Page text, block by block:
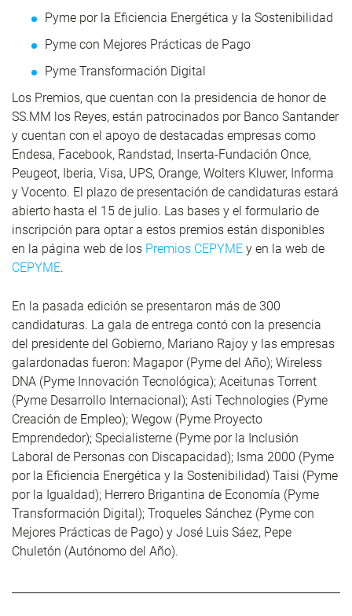
Pyme por la Eficiencia Energética y la Sostenibilidad
Pyme con Mejores Prácticas de Pago
Pyme Transformación Digital
Los Premios, que cuentan con la presidencia de honor de
SS.MM los Reyes, están patrocinados por Banco Santander
y cuentan con el apoyo de destacadas empresas como
Endesa, Facebook, Randstad, Inserta-Fundación Once,
Peugeot, Iberia, Visa, UPS, Orange, Wolters Kluwer, Informa
y Vocento. El plazo de presentación de candidaturas estará
abierto hasta el 15 de julio. Las bases y el formulario de
inscripción para optar a estos premios están disponibles
en la página web de los Premios CEPYME y en la web de
CEPYME.
En la pasada edición se presentaron más de 300
candidaturas. La gala de entrega contó con la presencia
del presidente del Gobierno, Mariano Rajoy y las empresas
galardonadas fueron: Magapor (Pyme del Año); Wireless
DNA (Pyme Innovación Tecnológica); Aceitunas Torrent
(Pyme Desarrollo Internacional); Asti Technologies (Pyme
Creación de Empleo); Wegow (Pyme Proyecto
Emprendedor); Specialisterne (Pyme por la Inclusión
Laboral de Personas con Discapacidad); Isma 2000 (Pyme
por la Eficiencia Energética y la Sostenibilidad) Taisi (Pyme
por la Igualdad); Herrero Brigantina de Economía (Pyme
Transformación Digital); Troqueles Sánchez (Pyme con
Mejores Prácticas de Pago) y José Luis Sáez, Pepe
Chuletón (Autónomo del Año).